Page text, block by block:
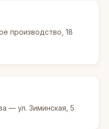
производство, 18
— ул. Зиминская, 5